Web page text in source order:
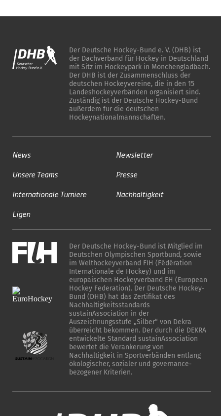
Der Deutsche Hockey-Bund e. V. (DHB) ist
der Dachverband für Hockey in Deutschland
mit Sitz im Hockeypark in Mönchengladbach.
Der DHB ist der Zusammenschluss der
deutschen Hockeyvereine, die in den 15
Landeshockeyverbänden organisiert sind.
Zuständig ist der Deutsche Hockey-Bund
außerdem für die deutschen
Hockeynationalmannschaften.
News
Unsere Teams
Internationale Turniere
Ligen
Newsletter
Presse
Nachhaltigkeit
Der Deutsche Hockey-Bund ist Mitglied im
Deutschen Olympischen Sportbund, sowie
im Welthockeyverband FIH (Fédération
Internationale de Hockey) und im
europäischen Hockeyverband EH (European
Hockey Federation). Der Deutsche Hockey-
Bund (DHB) hat das Zertifikat des
Nachhaltigkeitsstandards
sustainAssociation in der
Auszeichnungsstufe „Silber“ von Dekra
überreicht bekommen. Der durch die DEKRA
entwickelte Standard sustainAssociation
bewertet die Verankerung von
Nachhaltigkeit in Sportverbänden entlang
ökologischer, sozialer und governance-
bezogener Kriterien.